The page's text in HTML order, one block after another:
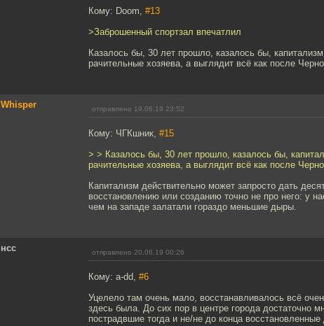
Кому: Doom, #13
>Заброшенный спортзал впечатлил
Казалось бы, 30 лет прошло, казалось бы,
рачительные хозяева, а выглядит всё как после
Whisper отправлено 19.06.19 23:52
Кому: ЧГКшник, #15
> > Казалось бы, 30 лет прошло, казалось бы,
рачительные хозяева, а выглядит всё как после
Капитализм действительно может запросто дать
восстановлению или созданию точно не про него: у
чем на западе залатали гораздо меньшие дыры.
нсс отправлено 20.06.19 00:26
Кому: a-dd, #6
Уцелело там очень мало, восстанавливалось всё
здесь была. До сих пор в центре города достаточно
пострадвшие тогда и не/не до конца восстановленные